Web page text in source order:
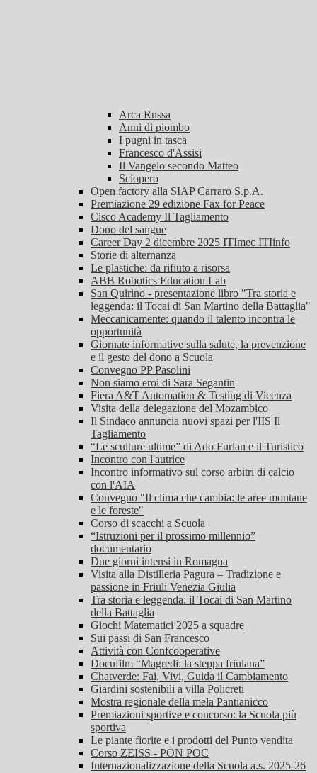
Arca Russa
Anni di piombo
I pugni in tasca
Francesco d'Assisi
Il Vangelo secondo Matteo
Sciopero
Open factory alla SIAP Carraro S.p.A.
Premiazione 29 edizione Fax for Peace
Cisco Academy Il Tagliamento
Dono del sangue
Career Day 2 dicembre 2025 ITImec ITIinfo
Storie di alternanza
Le plastiche: da rifiuto a risorsa
ABB Robotics Education Lab
San Quirino - presentazione libro "Tra storia e
leggenda: il Tocai di San Martino della Battaglia"
Meccanicamente: quando il talento incontra le
opportunità
Giornate informative sulla salute, la prevenzione
e il gesto del dono a Scuola
Convegno PP Pasolini
Non siamo eroi di Sara Segantin
Fiera A&T Automation & Testing di Vicenza
Visita della delegazione del Mozambico
Il Sindaco annuncia nuovi spazi per l'IIS Il
Tagliamento
“Le sculture ultime” di Ado Furlan e il Turistico
Incontro con l'autrice
Incontro informativo sul corso arbitri di calcio
con l'AIA
Convegno "Il clima che cambia: le aree montane
e le foreste"
Corso di scacchi a Scuola
“Istruzioni per il prossimo millennio”
documentario
Due giorni intensi in Romagna
Visita alla Distilleria Pagura – Tradizione e
passione in Friuli Venezia Giulia
Tra storia e leggenda: il Tocai di San Martino
della Battaglia
Giochi Matematici 2025 a squadre
Sui passi di San Francesco
Attività con Confcooperative
Docufilm “Magredi: la steppa friulana”
Chatverde: Fai, Vivi, Guida il Cambiamento
Giardini sostenibili a villa Policreti
Mostra regionale della mela Pantianicco
Premiazioni sportive e concorso: la Scuola più
sportiva
Le piante fiorite e i prodotti del Punto vendita
Corso ZEISS - PON POC
Internazionalizzazione della Scuola a.s. 2025-26